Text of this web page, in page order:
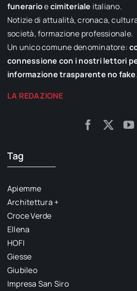
funerarioecimiteriale italiano.
Notizie di attualità, cronaca,
società, formazione professionale.
Un unico comune denominatore:
connessione con i nostri lettori
informazione trasparente no fake.
LA REDAZIONE
Tag
Apiemme
Architettura +
Croce Verde
Ellena
HOFI
Giesse
Giubileo
Impresa San Siro